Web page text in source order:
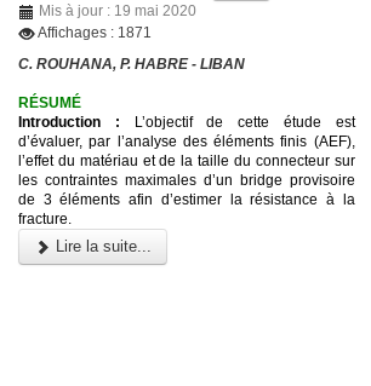
Mis à jour : 19 mai 2020
Affichages : 1871
C. ROUHANA, P. HABRE - LIBAN
RÉSUMÉ
Introduction : L’objectif de cette étude est
d’évaluer, par l’analyse des éléments finis (AEF),
l’effet du matériau et de la taille du connecteur sur
les contraintes maximales d’un bridge provisoire
de 3 éléments afin d’estimer la résistance à la
fracture.
Lire la suite...